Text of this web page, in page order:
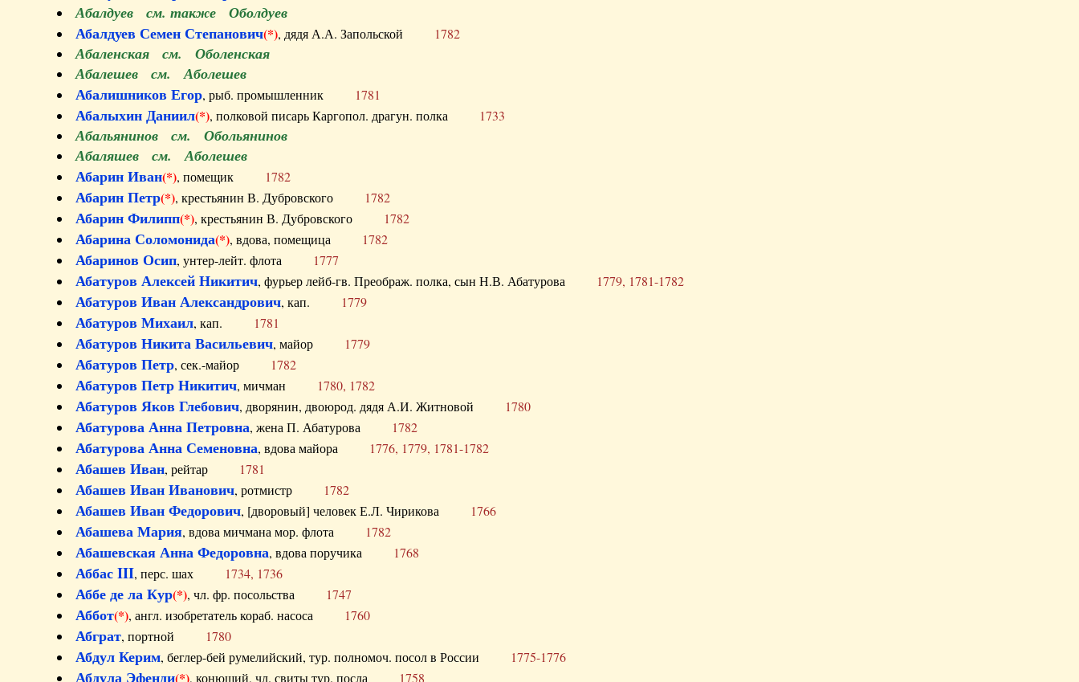
Абалдуев см. также Оболдуев
Абалдуев Семен Степанович(*), дядя А.А. Запольской 1782
Абаленская см. Оболенская
Абалешев см. Аболешев
Абалишников Егор, рыб. промышленник 1781
Абалыхин Даниил(*), полковой писарь Каргопол. драгун. полка 1733
Абальянинов см. Обольянинов
Абаляшев см. Аболешев
Абарин Иван(*), помещик 1782
Абарин Петр(*), крестьянин В. Дубровского 1782
Абарин Филипп(*), крестьянин В. Дубровского 1782
Абарина Соломонида(*), вдова, помещица 1782
Абаринов Осип, унтер-лейт. флота 1777
Абатуров Алексей Никитич, фурьер лейб-гв. Преображ. полка, сын Н.В. Абатурова 1779, 1781-1782
Абатуров Иван Александрович, кап. 1779
Абатуров Михаил, кап. 1781
Абатуров Никита Васильевич, майор 1779
Абатуров Петр, сек.-майор 1782
Абатуров Петр Никитич, мичман 1780, 1782
Абатуров Яков Глебович, дворянин, двоюрод. дядя А.И. Житновой 1780
Абатурова Анна Петровна, жена П. Абатурова 1782
Абатурова Анна Семеновна, вдова майора 1776, 1779, 1781-1782
Абашев Иван, рейтар 1781
Абашев Иван Иванович, ротмистр 1782
Абашев Иван Федорович, [дворовый] человек Е.Л. Чирикова 1766
Абашева Мария, вдова мичмана мор. флота 1782
Абашевская Анна Федоровна, вдова поручика 1768
Аббас III, перс. шах 1734, 1736
Аббе де ла Кур(*), чл. фр. посольства 1747
Аббот(*), англ. изобретатель кораб. насоса 1760
Абграт, портной 1780
Абдул Керим, беглер-бей румелийский, тур. полномоч. посол в России 1775-1776
Абдула Эфенди(*), конюший, чл. свиты тур. посла 1758